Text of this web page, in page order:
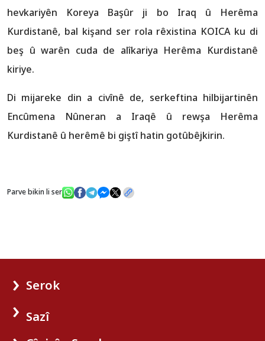
hevkariyên Koreya Başûr ji bo Iraq û Herêma
Kurdistanê, bal kişand ser rola rêxistina KOICA ku di
beş û warên cuda de alîkariya Herêma Kurdistanê
kiriye.
Di mijareke din a civînê de, serkeftina hilbijartinên
Encûmena Nûneran a Iraqê û rewşa Herêma
Kurdistanê û herêmê bi giştî hatin gotûbêjkirin.
Parve bikin li ser
Serok
Sazî